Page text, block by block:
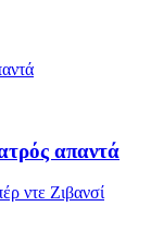
απαντά